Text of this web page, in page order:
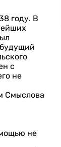
году. В
с
не
Смыслова
не